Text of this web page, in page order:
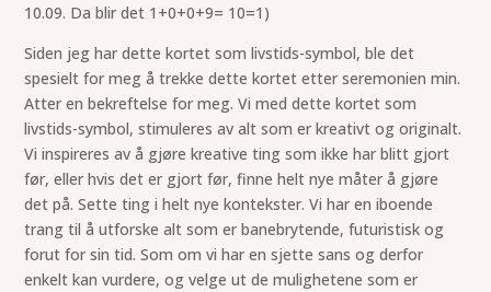
10.09. Da blir det 1+0+0+9= 10=1)
Siden jeg har dette kortet som livstids-symbol, ble det
spesielt for meg å trekke dette kortet etter seremonien min.
Atter en bekreftelse for meg. Vi med dette kortet som
livstids-symbol, stimuleres av alt som er kreativt og originalt.
Vi inspireres av å gjøre kreative ting som ikke har blitt gjort
før, eller hvis det er gjort før, finne helt nye måter å gjøre
det på. Sette ting i helt nye kontekster. Vi har en iboende
trang til å utforske alt som er banebrytende, futuristisk og
forut for sin tid. Som om vi har en sjette sans og derfor
enkelt kan vurdere, og velge ut de mulighetene som er